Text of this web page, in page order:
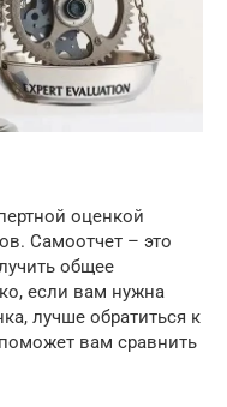
оценкой
Самоотчет – это
общее
если вам нужна
лучше обратиться к
вам сравнить